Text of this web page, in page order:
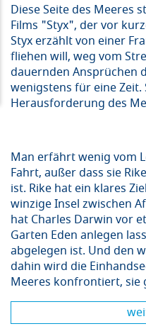
Diese Seite des Meeres
Films "Styx", der vor
Styx erzählt von einer
fliehen will, weg vom
dauernden Ansprüchen
wenigstens für eine Zeit.
Herausforderung des
Man erfährt wenig vom
Fahrt, außer dass sie
ist. Rike hat ein klares
winzige Insel zwischen
hat Charles Darwin vor
Garten Eden anlegen
abgelegen ist. Und den
dahin wird die
Meeres konfrontiert, sie